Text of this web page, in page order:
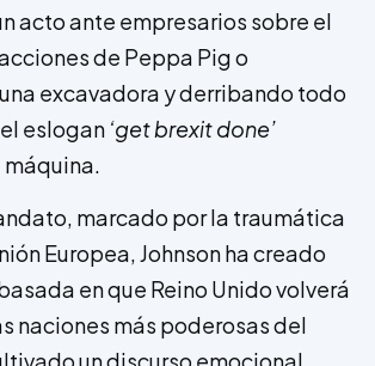
acto ante empresarios sobre el
de Peppa Pig o
excavadora y derribando todo
eslogan ‘get brexit done’
marcado por la traumática
Europea, Johnson ha creado
en que Reino Unido volverá
naciones más poderosas del